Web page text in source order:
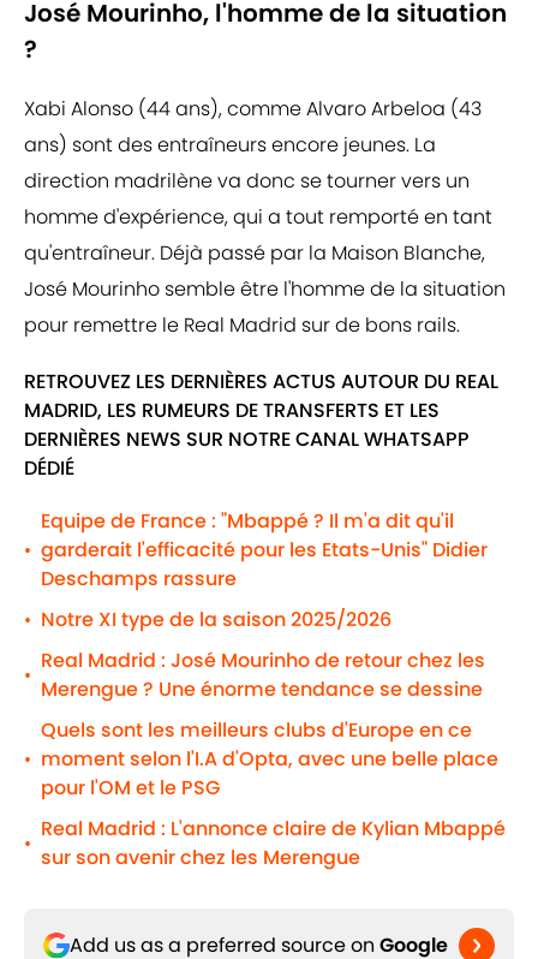
José Mourinho, l'homme de la situation
?
Xabi Alonso (44 ans), comme Alvaro Arbeloa (43
ans) sont des entraîneurs encore jeunes. La
direction madrilène va donc se tourner vers un
homme d'expérience, qui a tout remporté en tant
qu'entraîneur. Déjà passé par la Maison Blanche,
José Mourinho semble être l'homme de la situation
pour remettre le Real Madrid sur de bons rails.
RETROUVEZ LES DERNIÈRES ACTUS AUTOUR DU REAL
MADRID, LES RUMEURS DE TRANSFERTS ET LES
DERNIÈRES NEWS SUR NOTRE CANAL WHATSAPP
DÉDIÉ
•
Equipe de France : "Mbappé ? Il m'a dit qu'il
garderait l'efficacité pour les Etats-Unis" Didier
Deschamps rassure
• Notre XI type de la saison 2025/2026
•
Real Madrid : José Mourinho de retour chez les
Merengue ? Une énorme tendance se dessine
•
Quels sont les meilleurs clubs d'Europe en ce
moment selon l'I.A d'Opta, avec une belle place
pour l'OM et le PSG
•
Real Madrid : L'annonce claire de Kylian Mbappé
sur son avenir chez les Merengue
Add us as a preferred source on Google